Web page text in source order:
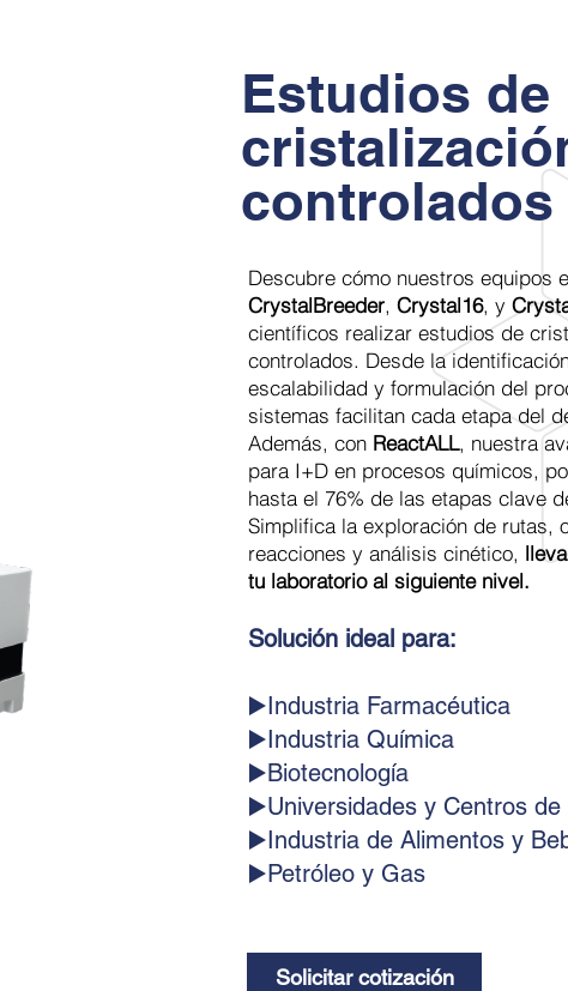
Estudios de
controlados
Descubre cómo nuestros equipos
CrystalBreeder, Crystal16, y
científicos realizar estudios de
controlados. Desde la
escalabilidad y formulación del
sistemas facilitan cada etapa del
Además, con ReactALL, nuestra
para I+D en procesos químicos,
hasta el 76% de las etapas clave
Simplifica la exploración de rutas,
reacciones y análisis cinético,
tu laboratorio al siguiente nivel.
Solución ideal para:
▶️Industria Farmacéutica
▶️Industria Química
▶️Biotecnología
▶️Universidades y Centros de
▶️Industria de Alimentos y
▶️Petróleo y Gas
Solicitar cotización